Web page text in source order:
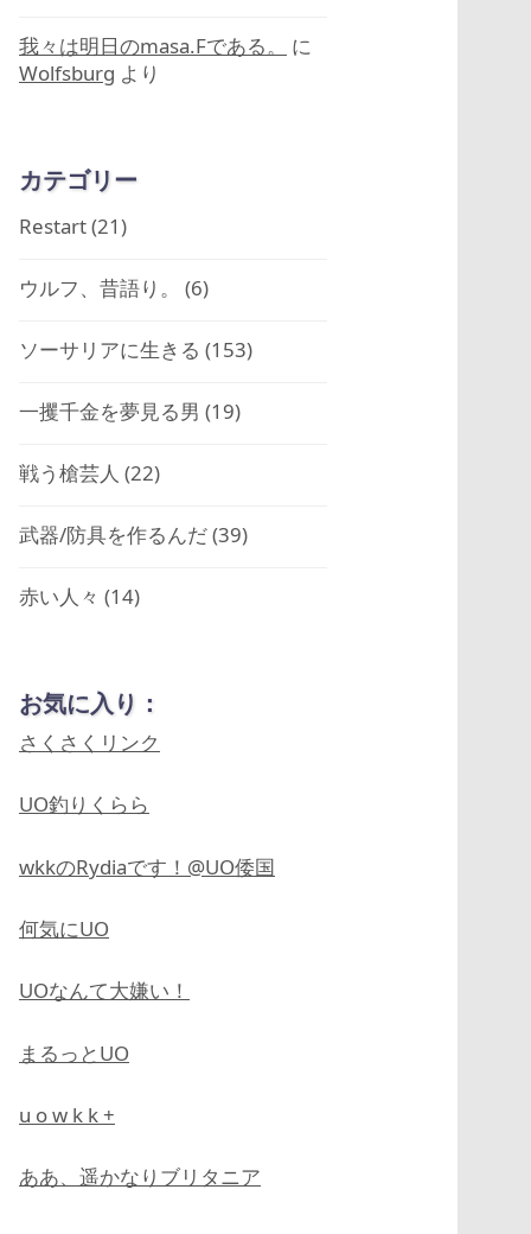
我々は明日のmasa.Fである。
に
Wolfsburg より
カテゴリー
Restart(21)
ウルフ、昔語り。 (6)
ソーサリアに生きる (153)
一攫千金を夢見る男 (19)
戦う槍芸人 (22)
武器/防具を作るんだ(39)
赤い人々 (14)
お気に入り：
さくさくリンク
UO釣りくらら
wkkのRydiaです！@UO倭国
何気にUO
UOなんて大嫌い！
まるっとUO
u o w k k +
ああ、遥かなりブリタニア